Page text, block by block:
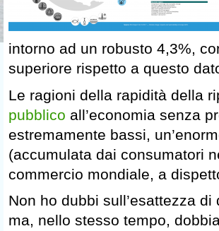
intorno ad un robusto 4,3%,
superiore rispetto a questo
Le ragioni della rapidità della
pubblico all’economia senza
estremamente bassi,
(accumulata dai consumatori
commercio mondiale, a
Non ho dubbi sull’esattezza
ma, nello stesso tempo,